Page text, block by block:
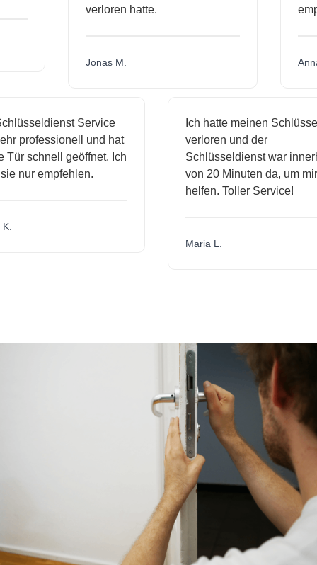
verloren hatte.
Jonas M.
Service
professionell und hat
schnell geöffnet. Ich
nur empfehlen.
Ich hatte meinen Schlüssel
verloren und der
Schlüsseldienst war
von 20 Minuten da, um mir
helfen. Toller Service!
Maria L.